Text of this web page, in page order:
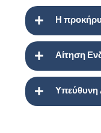
Η
Αίτηση